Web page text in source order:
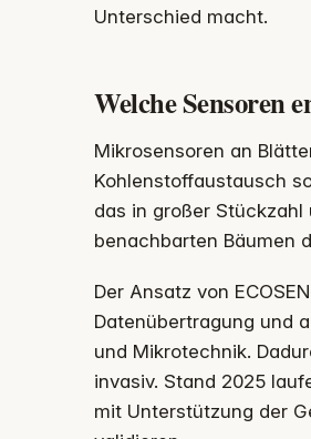
Unterschied macht.
Welche Sensoren
Mikrosensoren an
Kohlenstoffaustausch
das in großer
benachbarten Bäumen
Der Ansatz von
Datenübertragung und
und Mikrotechnik.
invasiv. Stand 2025
mit Unterstützung der